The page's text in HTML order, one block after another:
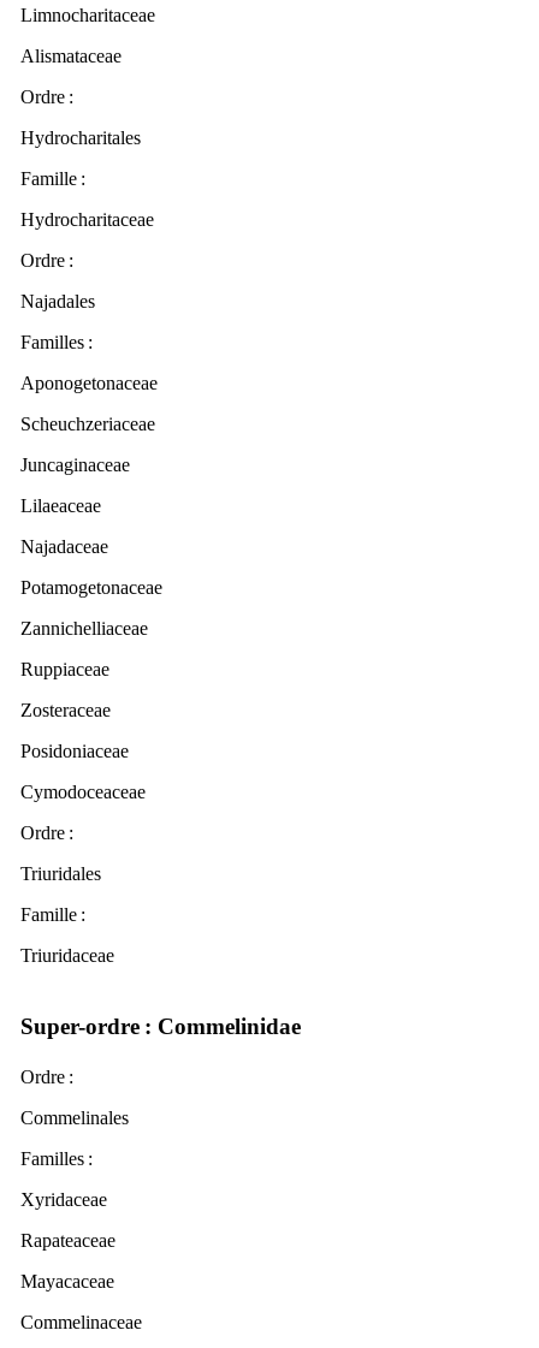
Limnocharitaceae
Alismataceae
Ordre :
Hydrocharitales
Famille :
Hydrocharitaceae
Ordre :
Najadales
Familles :
Aponogetonaceae
Scheuchzeriaceae
Juncaginaceae
Lilaeaceae
Najadaceae
Potamogetonaceae
Zannichelliaceae
Ruppiaceae
Zosteraceae
Posidoniaceae
Cymodoceaceae
Ordre :
Triuridales
Famille :
Triuridaceae
Super-ordre : Commelinidae
Ordre :
Commelinales
Familles :
Xyridaceae
Rapateaceae
Mayacaceae
Commelinaceae